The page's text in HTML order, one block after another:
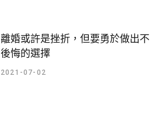
離婚或許是挫折，但要勇於做出不
後悔的選擇
2021-07-02